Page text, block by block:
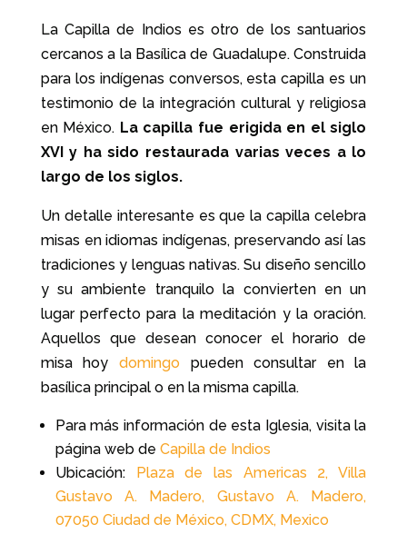
La Capilla de Indios es otro de los santuarios
cercanos a la Basílica de Guadalupe. Construida
para los indígenas conversos, esta capilla es un
testimonio de la integración cultural y religiosa
en México. La capilla fue erigida en el siglo
XVI y ha sido restaurada varias veces a lo
largo de los siglos.
Un detalle interesante es que la capilla celebra
misas en idiomas indígenas, preservando así las
tradiciones y lenguas nativas. Su diseño sencillo
y su ambiente tranquilo la convierten en un
lugar perfecto para la meditación y la oración.
Aquellos que desean conocer el horario de
misa hoy domingo pueden consultar en la
basílica principal o en la misma capilla.
Para más información de esta Iglesia, visita la
página web de Capilla de Indios
Ubicación: Plaza de las Americas 2, Villa
Gustavo A. Madero, Gustavo A. Madero,
07050 Ciudad de México, CDMX, Mexico